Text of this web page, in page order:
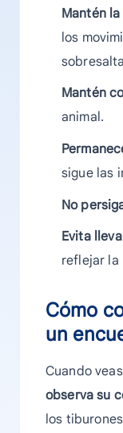
Mantén
los
Mantén
animal.
sigue las
No
Evita
reflejar la
Cómo
un
Cuando
observa su
los